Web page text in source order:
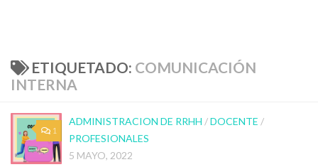
ETIQUETADO: COMUNICACIÓN
INTERNA
1
ADMINISTRACION DE RRHH /DOCENTE /
PROFESIONALES
5 MAYO, 2022